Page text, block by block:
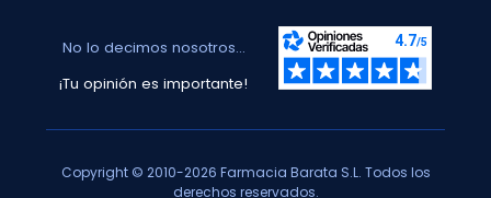
No lo decimos nosotros...
¡Tu opinión es importante!
Copyright © 2010-2026 Farmacia Barata S.L. Todos los
derechos reservados.